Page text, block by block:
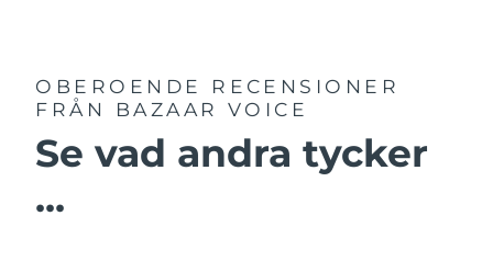
OBEROENDE RECENSIONER
FRÅN BAZAAR VOICE
Se vad andra tycker
...